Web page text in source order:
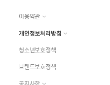
이용약관
개인정보처리방침
청소년보호정책
브랜드보호정책